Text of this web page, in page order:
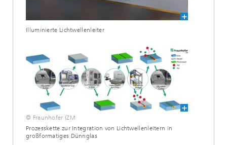
Illuminierte Lichtwellenleiter
© Fraunhofer IZM
Prozesskette zur Integration von Lichtwellenleitern in
großformatiges Dünnglas